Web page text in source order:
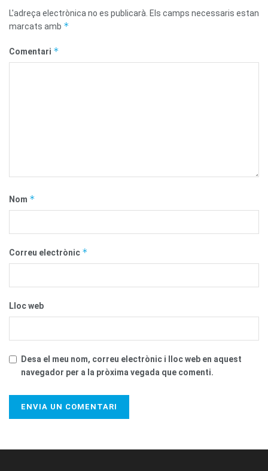
L'adreça electrònica no es publicarà. Els camps necessaris estan
marcats amb *
Comentari *
Nom *
Correu electrònic *
Lloc web
Desa el meu nom, correu electrònic i lloc web en aquest
navegador per a la pròxima vegada que comenti.